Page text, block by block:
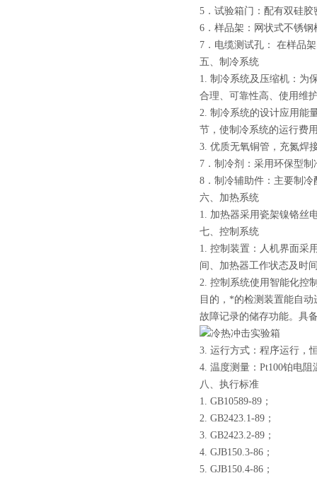
5．试验箱门：配有双硅
6．样品架：网状式不锈钢
7．电缆测试孔： 在样品
五、制冷系统
1. 制冷系统及压缩机：为
合理、可靠性高、使用维
2. 制冷系统的设计应用能
节，使制冷系统的运行费
3. 优质无氧铜管，充氮焊
7．制冷剂：采用环保型制
8．制冷辅助件：主要制
六、加热系统
1. 加热器采用瓷架镍铬丝
七、控制系统
1. 控制装置：人机界面采
间、加热器工作状态及时
2. 控制系统使用智能化控
目的，*的检测装置能自
故障记录的储存功能。具
3. 运行方式：程序运行，
4. 温度测量：Pt100铂电阻
八、执行标准
1. GB10589-89；
2. GB2423.1-89；
3. GB2423.2-89；
4. GJB150.3-86；
5. GJB150.4-86；